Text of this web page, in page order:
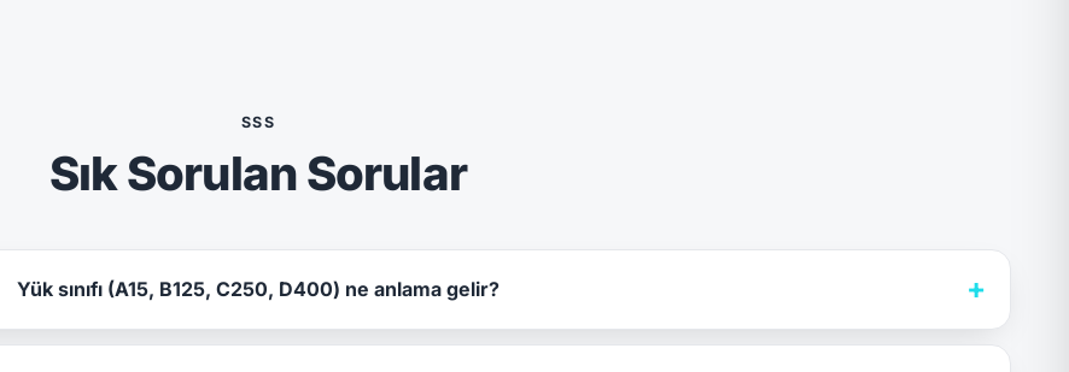
SSS
Sık Sorulan Sorular
Yük sınıfı (A15, B125, C250, D400) ne anlama gelir? +